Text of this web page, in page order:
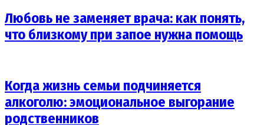
Любовь не заменяет врача: как понять,
что близкому при запое нужна помощь
Когда жизнь семьи подчиняется
алкоголю: эмоциональное выгорание
родственников